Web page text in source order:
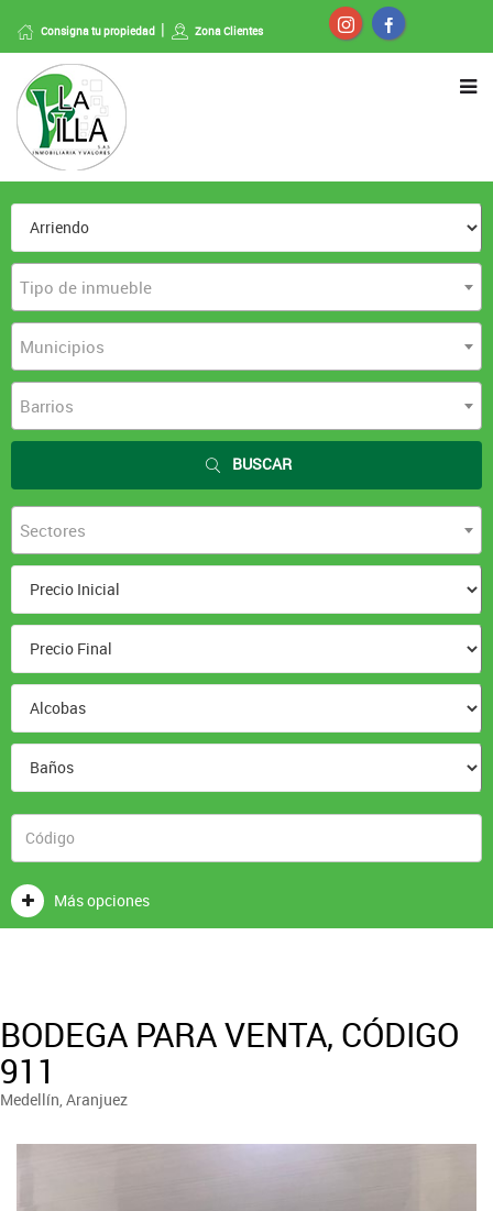
Consigna tu propiedad Zona Clientes
Tipo de inmueble
Municipios
Barrios
BUSCAR
Sectores
Más opciones
BODEGA PARA VENTA, CÓDIGO
911
Medellín, Aranjuez